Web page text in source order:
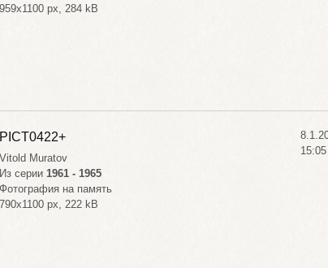
959x1100 px, 284 kB
PICT0422+
Vitold Muratov
Из серии 1961 - 1965
Фотография на память
790x1100 px, 222 kB
15:05